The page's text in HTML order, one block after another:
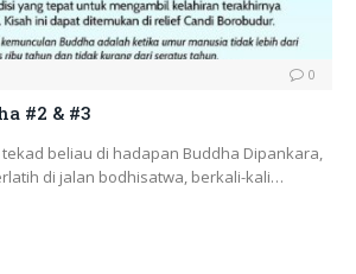
0
#2 & #3
beliau di hadapan Buddha Dipankara,
di jalan bodhisatwa, berkali-kali…